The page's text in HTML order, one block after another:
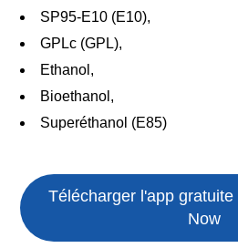
SP95-E10 (E10),
GPLc (GPL),
Ethanol,
Bioethanol,
Superéthanol (E85)
Télécharger l'app gratuite
Now